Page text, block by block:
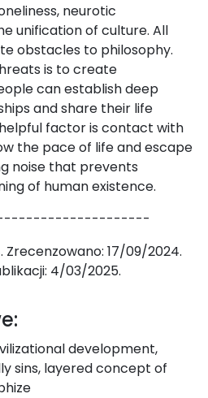
neurotic
unification of culture. All
obstacles to philosophy.
is to create
can establish deep
and share their life
factor is contact with
the pace of life and escape
noise that prevents
of human existence.
Zrecenzowano: 17/09/2024.
4/03/2025.
development,
sins, layered concept of